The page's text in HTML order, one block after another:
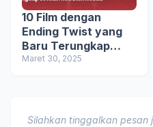
10 Film dengan
Ending Twist yang
Baru Terungkap
Setelah Rewatch
Maret 30, 2025
Silahkan tinggalkan pesan